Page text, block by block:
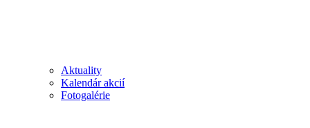
Aktuality
Kalendár akcií
Fotogalérie